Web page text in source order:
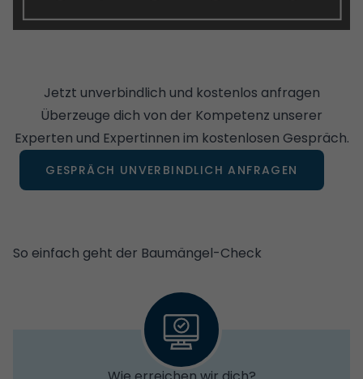
Jetzt unverbindlich und kostenlos anfragen
Überzeuge dich von der Kompetenz unserer
Experten und Expertinnen im kostenlosen Gespräch.
GESPRÄCH UNVERBINDLICH ANFRAGEN
So einfach geht der Baumängel-Check